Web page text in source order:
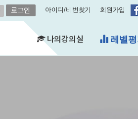
아이디/비번찾기 회원가입
나의강의실 레벨평